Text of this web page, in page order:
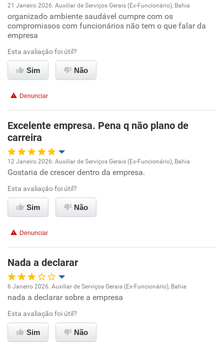
Oportunidade de promoção
Ambiente de trabalho
Conciliação com a vida familiar
Recomenda a diretoria
21 Janeiro 2026. Auxiliar de Serviços Gerais (Ex-Funcionário), Bahia
organizado ambiente saudável cumpre com os
compromissos com funcionários não tem o que falar da
empresa
Esta avaliação foi útil?
Sim Não
Denunciar
Excelente empresa. Pena q não plano de
carreira
Oportunidade de promoção
Ambiente de trabalho
Benefícios
Recomenda esta empresa
12 Janeiro 2026. Auxiliar de Serviços Gerais (Ex-Funcionário), Bahia
Gostaria de crescer dentro da empresa.
Esta avaliação foi útil?
Sim Não
Denunciar
Nada a declarar
Oportunidade de promoção
Ambiente de trabalho
6 Janeiro 2026. Auxiliar de Serviços Gerais (Ex-Funcionário), Bahia
nada a declarar sobre a empresa
Esta avaliação foi útil?
Sim Não